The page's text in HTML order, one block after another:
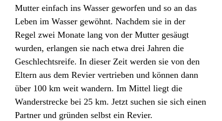
Mutter einfach ins Wasser geworfen und so an das
Leben im Wasser gewöhnt. Nachdem sie in der
Regel zwei Monate lang von der Mutter gesäugt
wurden, erlangen sie nach etwa drei Jahren die
Geschlechtsreife. In dieser Zeit werden sie von den
Eltern aus dem Revier vertrieben und können dann
über 100 km weit wandern. Im Mittel liegt die
Wanderstrecke bei 25 km. Jetzt suchen sie sich einen
Partner und gründen selbst ein Revier.